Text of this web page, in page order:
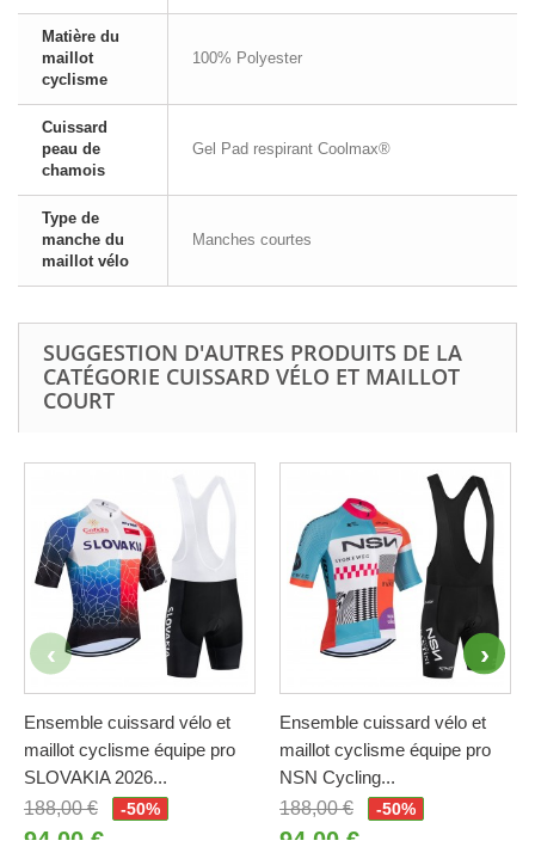
Matière du
maillot
cyclisme
100% Polyester
Cuissard
peau de
chamois
Gel Pad respirant Coolmax®
Type de
manche du
maillot vélo
Manches courtes
SUGGESTION D'AUTRES PRODUITS DE LA
CATÉGORIE CUISSARD VÉLO ET MAILLOT
COURT
Ensemble cuissard vélo et
maillot cyclisme équipe pro
SLOVAKIA 2026...
188,00 €
-50%
94,00 €
Ensemble cuissard vélo et
maillot cyclisme équipe pro
NSN Cycling...
188,00 €
-50%
94,00 €